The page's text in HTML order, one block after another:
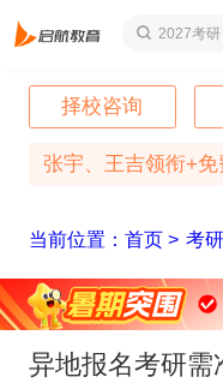
2027考研
择校咨询
张宇、王吉领衔+
当前位置：首页 > 考
异地报名考研需